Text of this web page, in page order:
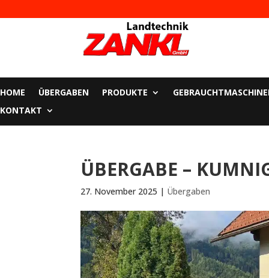
HOME ÜBERGABEN PRODUKTE
KONTAKT
ÜBERGABE –
27. November 2025 | Übergaben